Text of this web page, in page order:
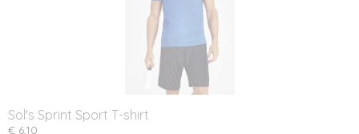
Sol's Sprint Sport T-shirt
€ 6,10